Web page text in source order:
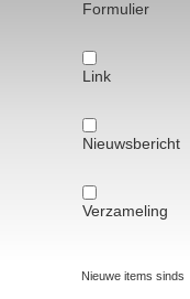
Formulier
Link
Nieuwsbericht
Verzameling
Nieuwe items sinds